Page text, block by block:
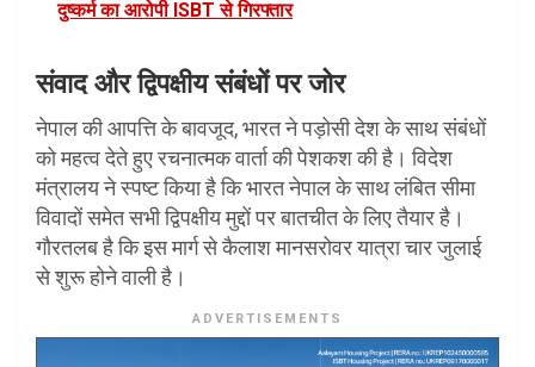
दुष्कर्म का आरोपी ISBT से गिरफ्तार
संवाद और द्विपक्षीय संबंधों पर जोर
नेपाल की आपत्ति के बावजूद, भारत ने पड़ोसी देश के साथ संबंधों
को महत्व देते हुए रचनात्मक वार्ता की पेशकश की है। विदेश
मंत्रालय ने स्पष्ट किया है कि भारत नेपाल के साथ लंबित सीमा
विवादों समेत सभी द्विपक्षीय मुद्दों पर बातचीत के लिए तैयार है।
गौरतलब है कि इस मार्ग से कैलाश मानसरोवर यात्रा चार जुलाई
से शुरू होने वाली है।
ADVERTISEMENTS